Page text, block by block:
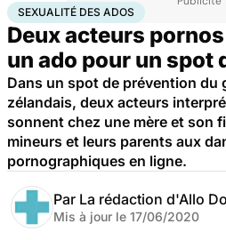
AccueilFamilleEnfantSexualité des ados
SEXUALITÉ DES ADOS
Deux acteurs
un ado pour un spot
Dans un spot de prévention du
zélandais, deux acteurs
sonnent chez une mère et son
mineurs et leurs parents aux
pornographiques en ligne.
Par La rédaction d'Allo
Mis à jour le 17/06/2020